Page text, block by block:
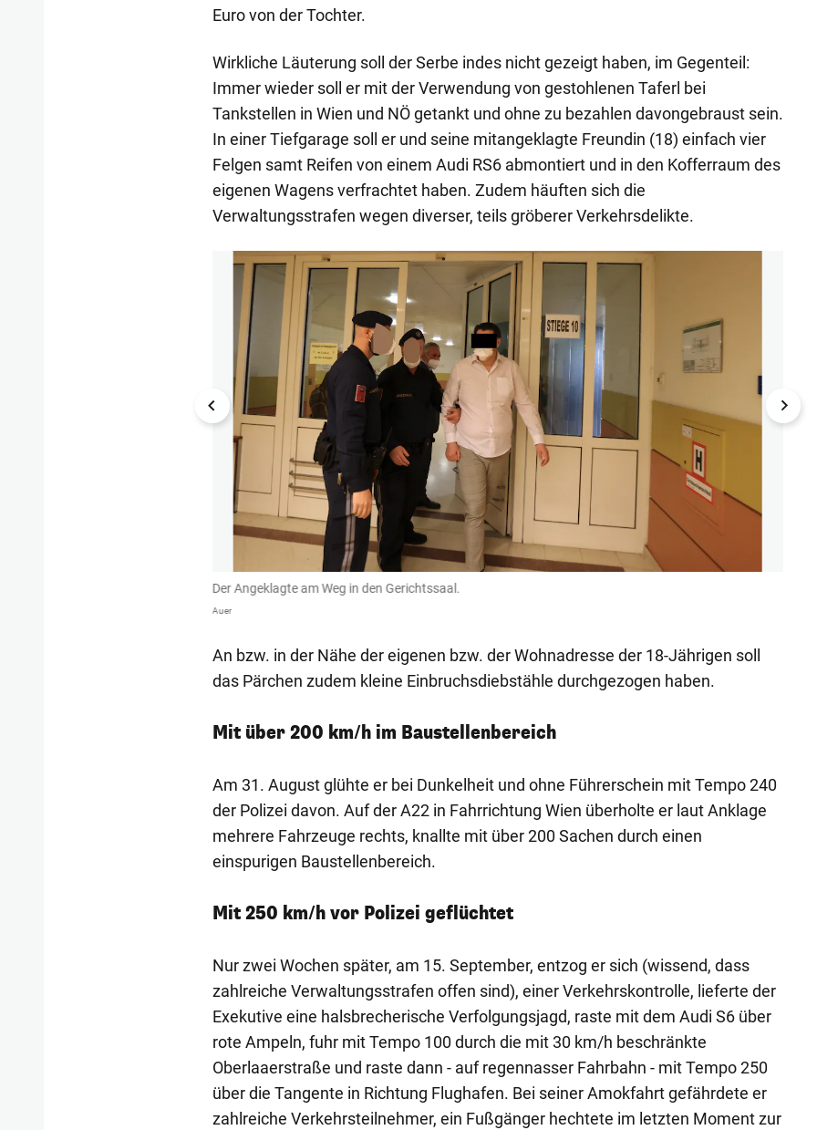
Euro von der Tochter.
Wirkliche Läuterung soll der Serbe indes nicht gezeigt haben, im Gegenteil:
Immer wieder soll er mit der Verwendung von gestohlenen Taferl bei
Tankstellen in Wien und NÖ getankt und ohne zu bezahlen davongebraust sein.
In einer Tiefgarage soll er und seine mitangeklagte Freundin (18) einfach vier
Felgen samt Reifen von einem Audi RS6 abmontiert und in den Kofferraum des
eigenen Wagens verfrachtet haben. Zudem häuften sich die
Verwaltungsstrafen wegen diverser, teils gröberer Verkehrsdelikte.
1/5
Der Angeklagte am Weg in den Gerichtssaal.
Auer
An bzw. in der Nähe der eigenen bzw. der Wohnadresse der 18-Jährigen soll
das Pärchen zudem kleine Einbruchsdiebstähle durchgezogen haben.
Mit über 200 km/h im Baustellenbereich
Am 31. August glühte er bei Dunkelheit und ohne Führerschein mit Tempo 240
der Polizei davon. Auf der A22 in Fahrrichtung Wien überholte er laut Anklage
mehrere Fahrzeuge rechts, knallte mit über 200 Sachen durch einen
einspurigen Baustellenbereich.
Mit 250 km/h vor Polizei geflüchtet
Nur zwei Wochen später, am 15. September, entzog er sich (wissend, dass
zahlreiche Verwaltungsstrafen offen sind), einer Verkehrskontrolle, lieferte der
Exekutive eine halsbrecherische Verfolgungsjagd, raste mit dem Audi S6 über
rote Ampeln, fuhr mit Tempo 100 durch die mit 30 km/h beschränkte
Oberlaaerstraße und raste dann - auf regennasser Fahrbahn - mit Tempo 250
über die Tangente in Richtung Flughafen. Bei seiner Amokfahrt gefährdete er
zahlreiche Verkehrsteilnehmer, ein Fußgänger hechtete im letzten Moment zur